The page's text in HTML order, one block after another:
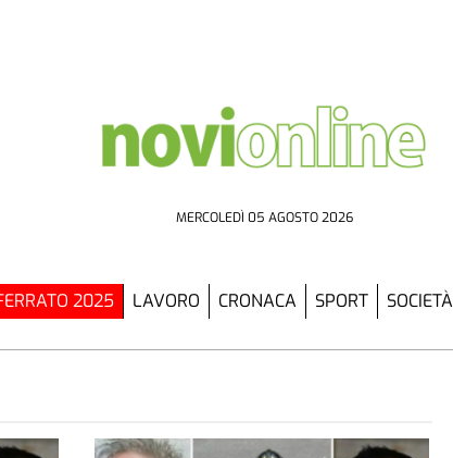
MERCOLEDÌ 05 AGOSTO 2026
2025 LAVORO CRONACA SPORT SOCIETÀ